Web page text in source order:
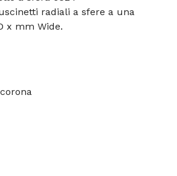
radiali a sfere a una
x mm Wide.